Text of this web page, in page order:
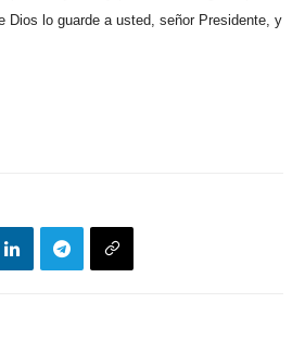
Dios lo guarde a usted, señor Presidente, y